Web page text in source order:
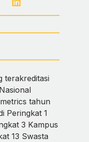
terakreditasi
tahun
Peringkat 1
3 Kampus
13 Swasta